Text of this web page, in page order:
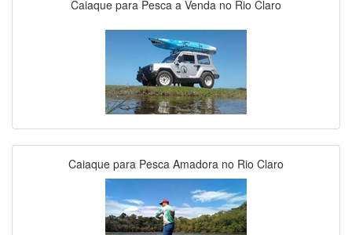
Caiaque para Pesca a Venda no Rio Claro
Caiaque para Pesca Amadora no Rio Claro